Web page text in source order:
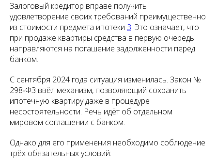
Залоговый кредитор вправе получить
удовлетворение своих требований преимущественно
из стоимости предмета ипотеки 3. Это означает, что
при продаже квартиры средства в первую очередь
направляются на погашение задолженности перед
банком.
С сентября 2024 года ситуация изменилась. Закон №
298‑ФЗ ввёл механизм, позволяющий сохранить
ипотечную квартиру даже в процедуре
несостоятельности. Речь идёт об отдельном
мировом соглашении с банком.
Однако для его применения необходимо соблюдение
трёх обязательных условий: